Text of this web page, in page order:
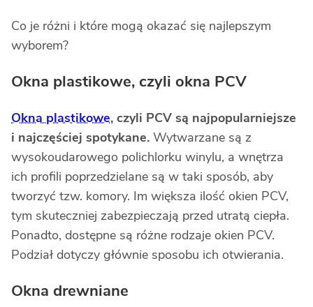
Co je różni i które mogą okazać się najlepszym
wyborem?
Okna plastikowe, czyli okna PCV
Okna plastikowe, czyli PCV są najpopularniejsze
i najczęściej spotykane. Wytwarzane są z
wysokoudarowego polichlorku winylu, a wnętrza
ich profili poprzedzielane są w taki sposób, aby
tworzyć tzw. komory. Im większa ilość okien PCV,
tym skuteczniej zabezpieczają przed utratą ciepła.
Ponadto, dostępne są różne rodzaje okien PCV.
Podział dotyczy głównie sposobu ich otwierania.
Okna drewniane